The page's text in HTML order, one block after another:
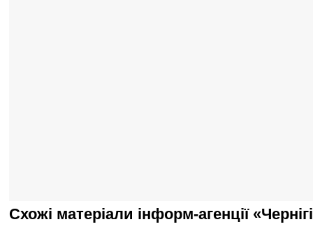
Схожі матеріали інформ-агенції